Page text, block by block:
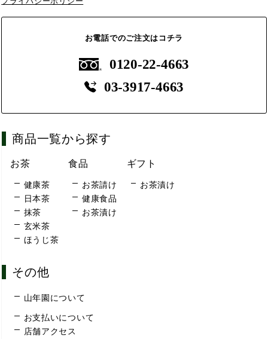
お電話でのご注文はコチラ
0120-22-4663
03-3917-4663
商品一覧から探す
お茶
健康茶
日本茶
抹茶
玄米茶
ほうじ茶
食品
お茶請け
健康食品
お茶漬け
ギフト
お茶漬け
その他
山年園について
お支払いについて
店舗アクセス